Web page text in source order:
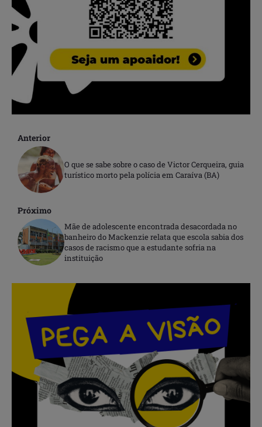
Anterior
O que se sabe sobre o caso de Victor Cerqueira, guia
turístico morto pela polícia em Caraíva (BA)
Próximo
Mãe de adolescente encontrada desacordada no
banheiro do Mackenzie relata que escola sabia dos
casos de racismo que a estudante sofria na
instituição
.
.